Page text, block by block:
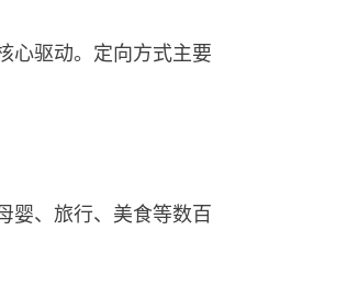
心驱动。定向方式主要
婴、旅行、美食等数百